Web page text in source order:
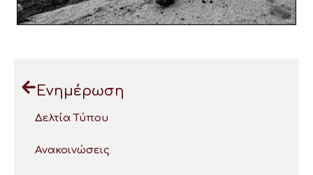
Ενημέρωση
Δελτία Τύπου
Ανακοινώσεις